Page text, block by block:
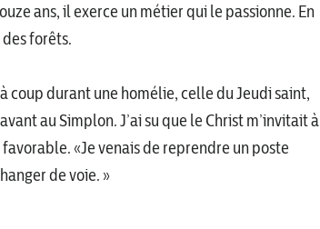
ans, il exerce un métier qui le passionne. En
forêts.
coup durant une homélie, celle du Jeudi saint,
au Simplon. J’ai su que le Christ m’invitait à
«Je venais de reprendre un poste
de voie. »